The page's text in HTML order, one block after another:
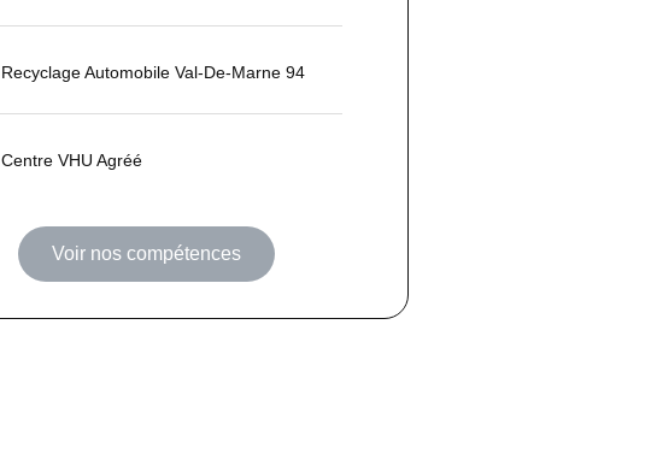
Recyclage Automobile Val-De-Marne 94
Centre VHU Agréé
Voir nos compétences